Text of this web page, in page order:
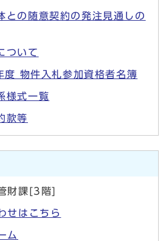
との随意契約の発注見通しの
ついて
物件入札参加資格者名簿
様式一覧
款等
財課[3階]
せはこちら
ム